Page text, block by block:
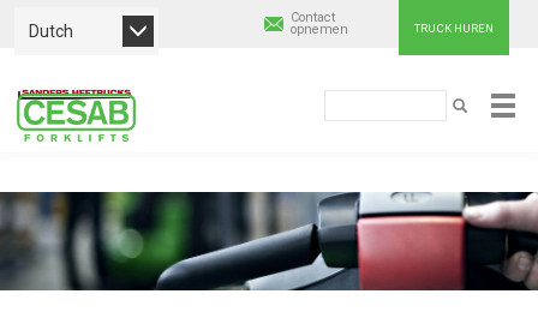
Overslaan
en
naar
Dutch TRUCK HUREN
Contact
opnemen
ZOEKEN
Cesab
Material
Handling
Europe